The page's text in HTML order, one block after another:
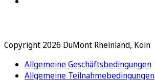
Copyright 2026 DuMont Rheinland, Köln
Allgemeine Geschäftsbedingungen
Allgemeine Teilnahmebedingungen